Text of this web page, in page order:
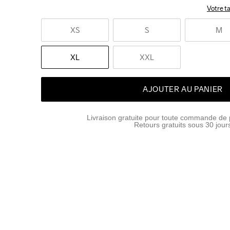
Votre
XS S M
XL XXL
AJOUTER AU PANIER
Livraison gratuite pour toute commande de
Retours gratuits sous 30